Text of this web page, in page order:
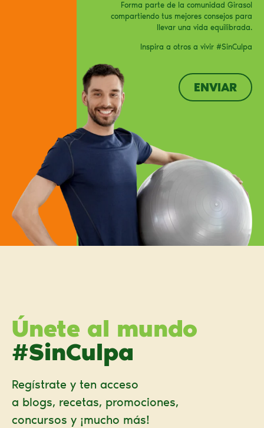
Forma parte de la comunidad Girasol
compartiendo tus mejores consejos para
llevar una vida equilibrada.
Inspira a otros a vivir #SinCulpa
ENVIAR
Únete al mundo
#SinCulpa
Regístrate y ten acceso
a blogs, recetas, promociones,
concursos y ¡mucho más!